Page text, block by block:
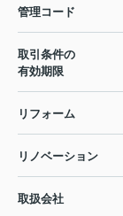
管理コード
取引条件の
有効期限
リフォーム
リノベーション
取扱会社